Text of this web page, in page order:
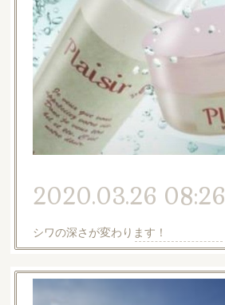
2020.03.26 08:26
シワの深さが変わります！